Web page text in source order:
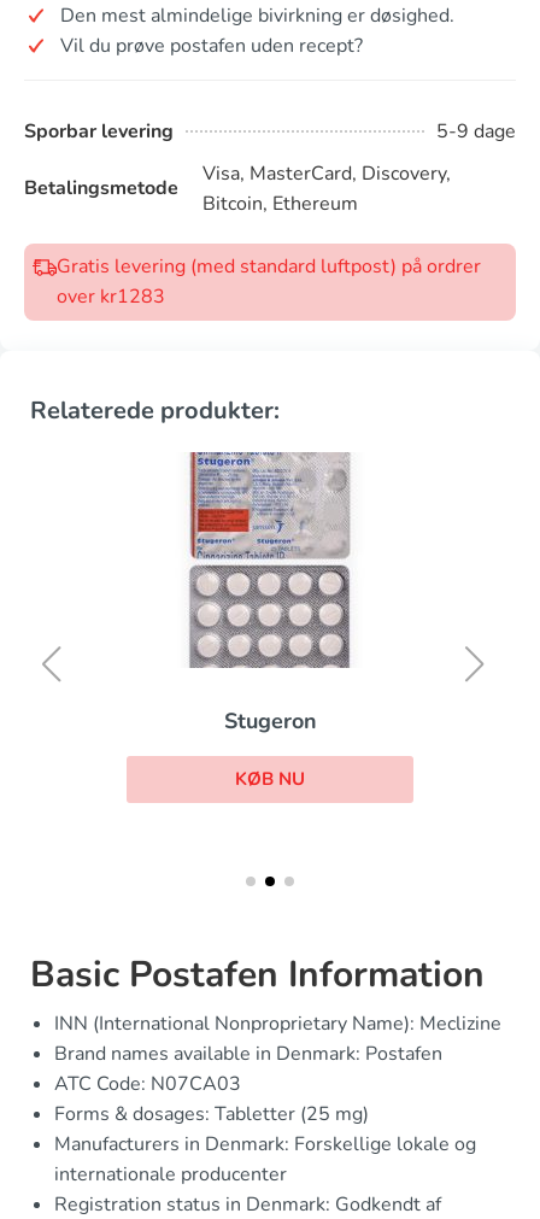
Den mest almindelige bivirkning er døsighed.
Vil du prøve postafen uden recept?
Sporbar levering 5-9 dage
Betalingsmetode
Visa, MasterCard, Discovery,
Bitcoin, Ethereum
Gratis levering (med standard luftpost) på ordrer
over kr1283
Relaterede produkter:
Stugeron
KØB NU
Basic Postafen Information
INN (International Nonproprietary Name): Meclizine
Brand names available in Denmark: Postafen
ATC Code: N07CA03
Forms & dosages: Tabletter (25 mg)
Manufacturers in Denmark: Forskellige lokale og
internationale producenter
Registration status in Denmark: Godkendt af